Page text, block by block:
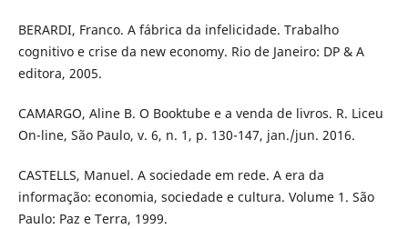
BERARDI, Franco. A fábrica da infelicidade. Trabalho
cognitivo e crise da new economy. Rio de Janeiro: DP & A
editora, 2005.
CAMARGO, Aline B. O Booktube e a venda de livros. R. Liceu
On-line, São Paulo, v. 6, n. 1, p. 130-147, jan./jun. 2016.
CASTELLS, Manuel. A sociedade em rede. A era da
informação: economia, sociedade e cultura. Volume 1. São
Paulo: Paz e Terra, 1999.